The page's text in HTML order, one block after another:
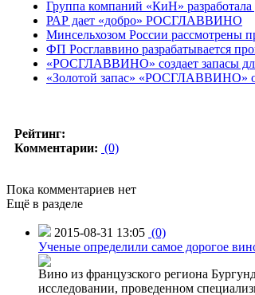
Группа компаний «КиН» разработала
РАР дает «добро» РОСГЛАВВИНО
Минсельхозом России
ФП Росглаввино разрабатывается
«РОСГЛАВВИНО» создает запасы
«Золотой запас» «РОСГЛАВВИНО»
Рейтинг:
Комментарии: (0)
Пока комментариев нет
Ещё в разделе
2015-08-31 13:05 (0)
Ученые определили самое дорогое
Вино из французского региона
исследовании, проведенном